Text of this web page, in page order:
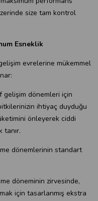
size tam kontrol
Esneklik
evrelerine mükemmel
gelişim dönemleri için
ihtiyaç duyduğu
önleyerek ciddi
tanır.
dönemlerinin standart
döneminin zirvesinde,
için tasarlanmış ekstra